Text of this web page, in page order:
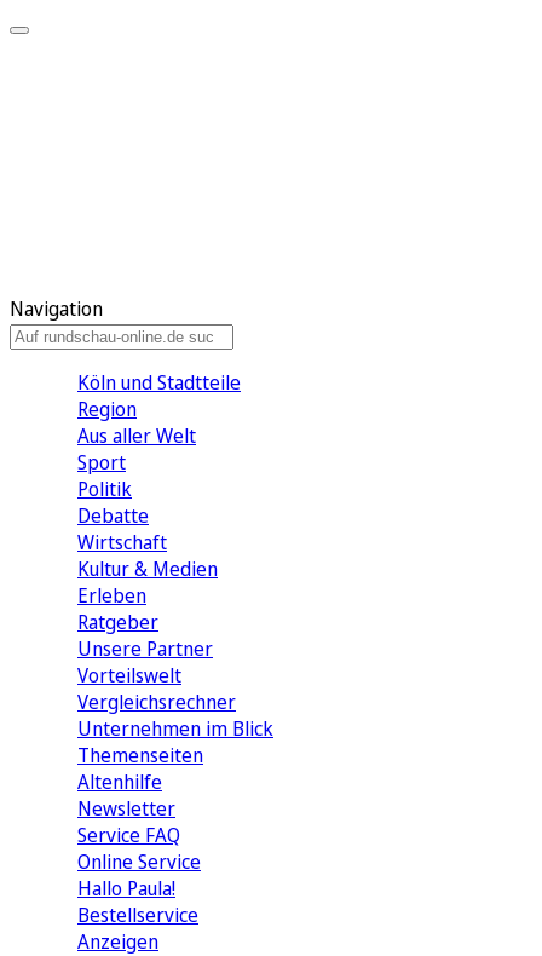
Navigation
Köln und Stadtteile
Region
Aus aller Welt
Sport
Politik
Debatte
Wirtschaft
Kultur & Medien
Erleben
Ratgeber
Unsere Partner
Vorteilswelt
Vergleichsrechner
Unternehmen im Blick
Themenseiten
Altenhilfe
Newsletter
Service FAQ
Online Service
Hallo Paula!
Bestellservice
Anzeigen